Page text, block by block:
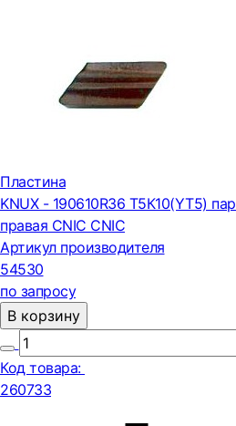
Пластина
KNUX - 190610R36 Т5К10(YT5)
правая CNIC CNIC
Артикул производителя
54530
по запросу
В корзину
Код товара:
260733